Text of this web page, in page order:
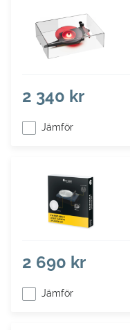
2 340 kr
Jämför
2 690 kr
Jämför